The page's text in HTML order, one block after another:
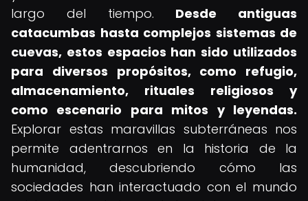
largo del tiempo. Desde antiguas
catacumbas hasta complejos sistemas de
cuevas, estos espacios han sido utilizados
para diversos propósitos, como refugio,
almacenamiento, rituales religiosos y
como escenario para mitos y leyendas.
Explorar estas maravillas subterráneas nos
permite adentrarnos en la historia de la
humanidad, descubriendo cómo las
sociedades han interactuado con el mundo